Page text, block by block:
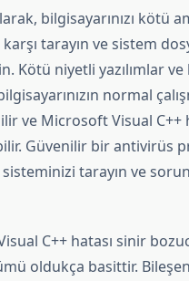
bilgisayarınızı kötü
karşı tarayın ve sistem
Kötü niyetli yazılımlar
normal
ve Microsoft Visual C++
Güvenilir bir antivirüs
tarayın ve
C++ hatası sinir
oldukça basittir.